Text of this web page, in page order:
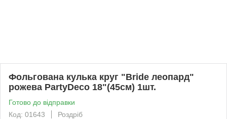
Фольгована кулька круг "Bride леопард"
рожева PartyDeco 18"(45см) 1шт.
Готово до відправки
Код: 01643
Роздріб